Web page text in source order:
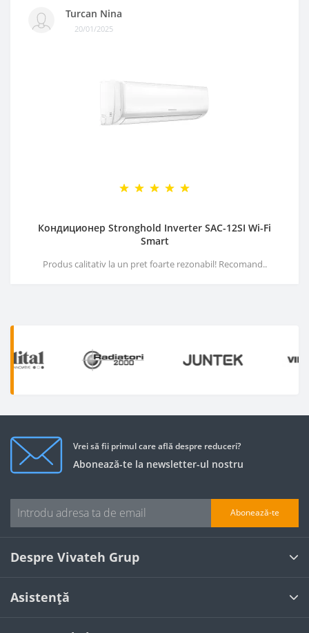
Turcan Nina
20/01/2025
Кондиционер Stronghold Inverter SAC-12SI Wi-Fi
Smart
Produs calitativ la un pret foarte rezonabil! Recomand..
Vrei să fii primul care află despre reduceri?
Abonează-te la newsletter-ul nostru
Abonează-te
Despre Vivateh Grup
Asistență